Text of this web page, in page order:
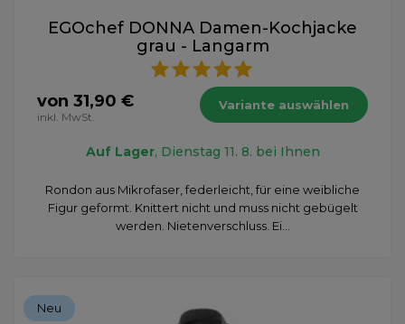
EGOchef DONNA Damen-Kochjacke
grau - Langarm
von 31,90 €
inkl. MwSt.
Variante auswählen
Auf Lager, Dienstag 11. 8. bei Ihnen
Rondon aus Mikrofaser, federleicht, für eine weibliche
Figur geformt. Knittert nicht und muss nicht gebügelt
werden. Nietenverschluss. Ei...
Neu